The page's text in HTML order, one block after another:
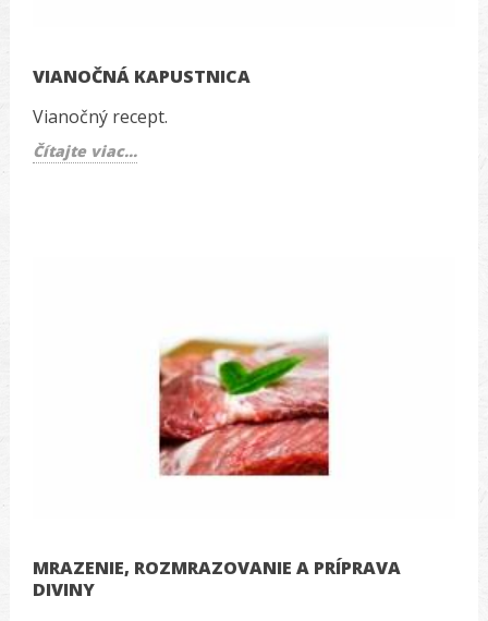
VIANOČNÁ KAPUSTNICA
Vianočný recept.
Čítajte viac...
MRAZENIE, ROZMRAZOVANIE A PRÍPRAVA
DIVINY